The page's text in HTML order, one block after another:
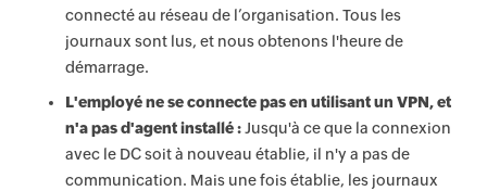
connecté au réseau de l’organisation. Tous les
journaux sont lus, et nous obtenons l'heure de
démarrage.
L'employé ne se connecte pas en utilisant un VPN, et
n'a pas d'agent installé :Jusqu'à ce que la connexion
avec le DC soit à nouveau établie, il n'y a pas de
communication. Mais une fois établie, les journaux